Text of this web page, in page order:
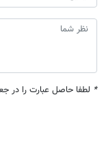
* لطفا حاصل عبارت را در